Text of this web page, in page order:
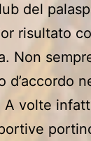
del
risultato
Non
d’accordo
volte